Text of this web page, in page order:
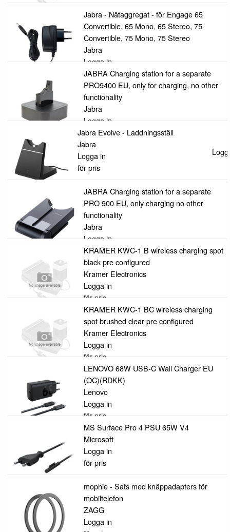
Jabra - Nätaggregat - för Engage 65
Convertible, 65 Mono, 65 Stereo, 75
Convertible, 75 Mono, 75 Stereo
Jabra
Logga in
för pris
JABRA Charging station for a separate
PRO9400 EU, only for charging, no other
functionality
Jabra
Logga in
för pris
Jabra Evolve - Laddningsställ
Jabra
Logga in
för pris
JABRA Charging station for a separate
PRO 900 EU, only charging no other
functionality
Jabra
Logga in
för pris
KRAMER KWC-1 B wireless charging spot
black pre configured
Kramer Electronics
Logga in
för pris
KRAMER KWC-1 BC wireless charging
spot brushed clear pre configured
Kramer Electronics
Logga in
för pris
LENOVO 68W USB-C Wall Charger EU
(OC)(RDKK)
Lenovo
Logga in
för pris
MS Surface Pro 4 PSU 65W V4
Microsoft
Logga in
för pris
mophie - Sats med knäppadapters för
mobiltelefon
ZAGG
Logga in